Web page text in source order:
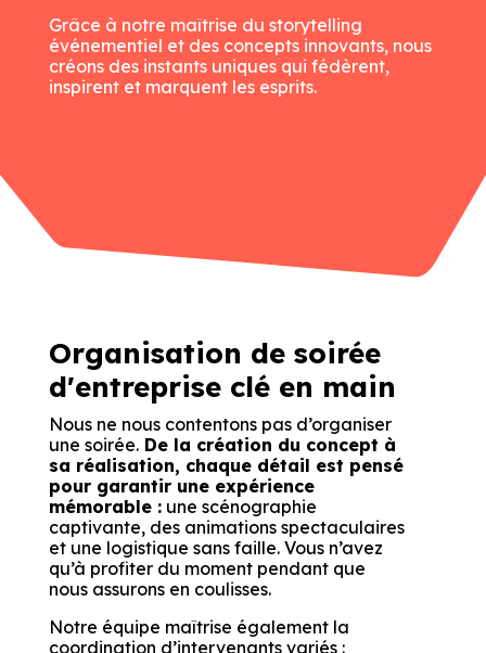
Grâce à notre maîtrise du storytelling
événementiel et des concepts innovants, nous
créons des instants uniques qui fédèrent,
inspirent et marquent les esprits.
Organisation de soirée
d'entreprise clé en main
Nous ne nous contentons pas d’organiser
une soirée.De la création du concept à
sa réalisation, chaque détail est pensé
pour garantir une expérience
mémorable :une scénographie
captivante, des animations spectaculaires
et une logistique sans faille. Vous n’avez
qu’à profiter du moment pendant que
nous assurons en coulisses.
Notre équipe maîtrise également la
coordination d’intervenants variés :